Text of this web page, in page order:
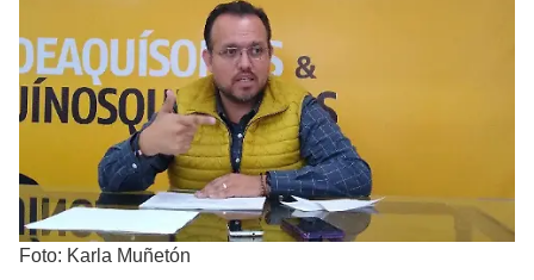
Foto: Karla Muñetón